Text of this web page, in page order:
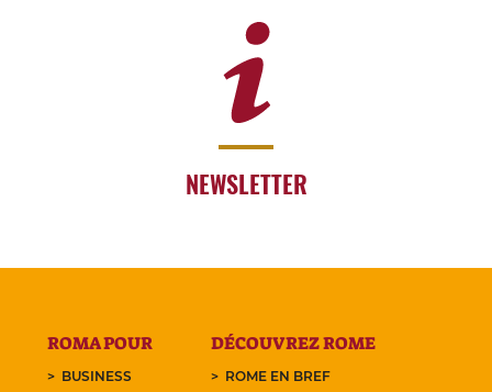
NEWSLETTER
ROMA POUR
BUSINESS
DÉCOUVREZ ROME
ROME EN BREF